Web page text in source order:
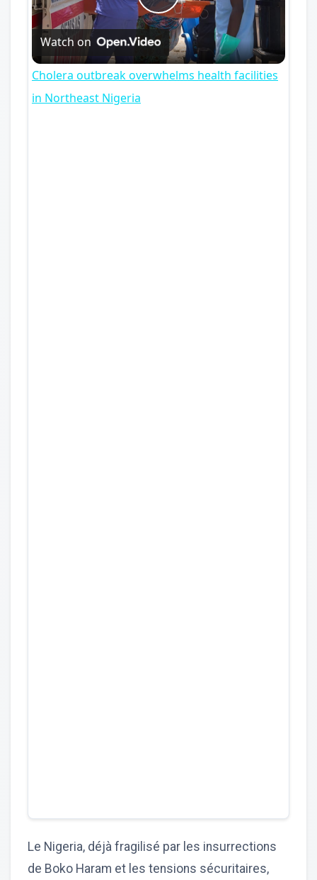
Play
Video
Watch on
Cholera outbreak overwhelms health facilities
in Northeast Nigeria
Le Nigeria, déjà fragilisé par les insurrections
de Boko Haram et les tensions sécuritaires,